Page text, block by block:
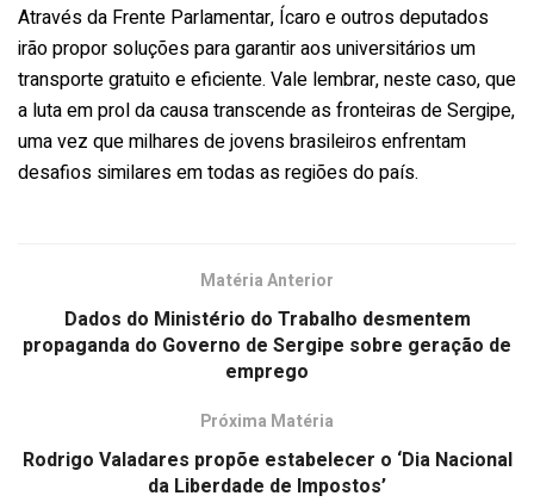
Através da Frente Parlamentar, Ícaro e outros deputados
irão propor soluções para garantir aos universitários um
transporte gratuito e eficiente. Vale lembrar, neste caso, que
a luta em prol da causa transcende as fronteiras de Sergipe,
uma vez que milhares de jovens brasileiros enfrentam
desafios similares em todas as regiões do país.
Matéria Anterior
Dados do Ministério do Trabalho desmentem
propaganda do Governo de Sergipe sobre geração de
emprego
Próxima Matéria
Rodrigo Valadares propõe estabelecer o ‘Dia Nacional
da Liberdade de Impostos’